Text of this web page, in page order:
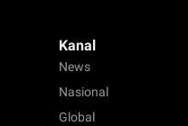
Kanal
News
Nasional
Global